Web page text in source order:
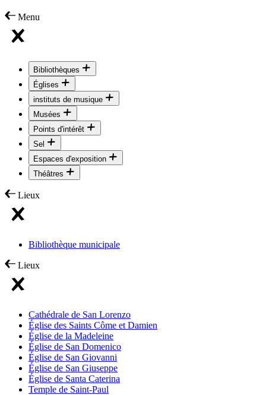
Menu
Bibliothèques
Églises
instituts de musique
Musées
Points d'intérêt
Sel
Espaces d'exposition
Théâtres
Lieux
Bibliothèque municipale
Lieux
Cathédrale de San Lorenzo
Église des Saints Côme et Damien
Église de la Madeleine
Église de San Domenico
Église de San Giovanni
Église de San Giuseppe
Église de Santa Caterina
Temple de Saint-Paul